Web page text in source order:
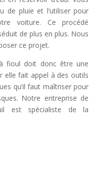
de pluie et l’utiliser pour
voiture. Ce procédé
de plus en plus. Nous
ce projet.
fioul doit donc être une
elle fait appel à des outils
qu’il faut maîtriser pour
Notre entreprise de
est spécialiste de la